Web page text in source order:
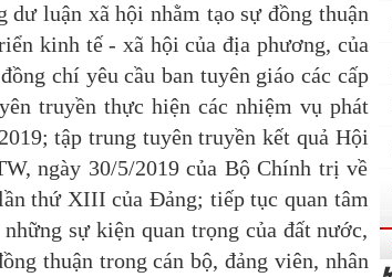
luận xã hội nhằm tạo sự đồng thuận
kinh tế - xã hội của địa phương, của
chí yêu cầu ban tuyên giáo các cấp
truyền thực hiện các nhiệm vụ phát
tập trung tuyên truyền kết quả Hội
ngày 30/5/2019 của Bộ Chính trị về
thứ XIII của Đảng; tiếp tục quan tâm
sự kiện quan trọng của đất nước,
thuận trong cán bộ, đảng viên, nhân